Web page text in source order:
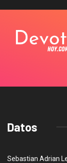
Datos
Sebastian Adrian